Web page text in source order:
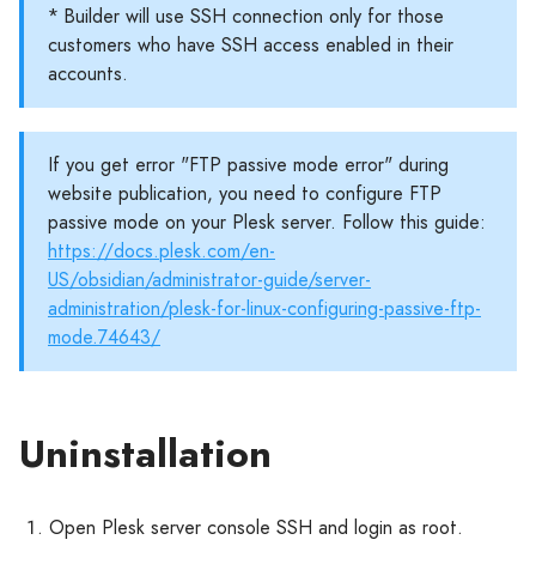
* Builder will use SSH connection only for those
customers who have SSH access enabled in their
accounts.
If you get error "FTP passive mode error" during
website publication, you need to configure FTP
passive mode on your Plesk server. Follow this guide:
https://docs.plesk.com/en-
US/obsidian/administrator-guide/server-
administration/plesk-for-linux-configuring-passive-ftp-
mode.74643/
Uninstallation
Open Plesk server console SSH and login as root.